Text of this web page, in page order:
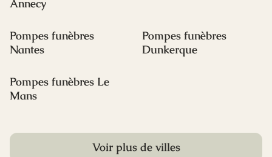
Annecy
Pompes funèbres
Nantes
Pompes funèbres
Dunkerque
Pompes funèbres Le
Mans
Voir plus de villes